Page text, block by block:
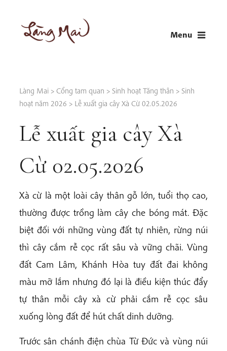
content
Menu
Làng Mai > Cổng tam quan > Sinh hoạt Tăng thân > Sinh
hoạt năm 2026 > Lễ xuất gia cây Xà Cừ 02.05.2026
Lễ xuất gia cây Xà
Cừ 02.05.2026
Xà cừ là một loài cây thân gỗ lớn, tuổi thọ cao,
thường được trồng làm cây che bóng mát. Đặc
biệt đối với những vùng đất tự nhiên, rừng núi
thì cây cắm rễ cọc rất sâu và vững chãi. Vùng
đất Cam Lâm, Khánh Hòa tuy đất đai không
màu mỡ lắm nhưng đó lại là điều kiện thúc đẩy
tự thân mỗi cây xà cừ phải cắm rễ cọc sâu
xuống lòng đất để hút chất dinh dưỡng.
Trước sân chánh điện chùa Từ Đức và vùng núi